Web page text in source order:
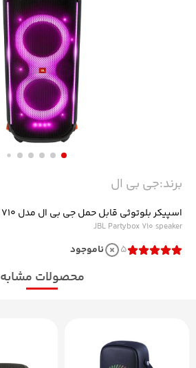
برند:جی بی ال
اسپیکر بلوتوثی قابل حمل جی بی ال مدل PARTY BOX 710
JBL Partybox 710 speaker
5 ناموجود
محصولات مشابه